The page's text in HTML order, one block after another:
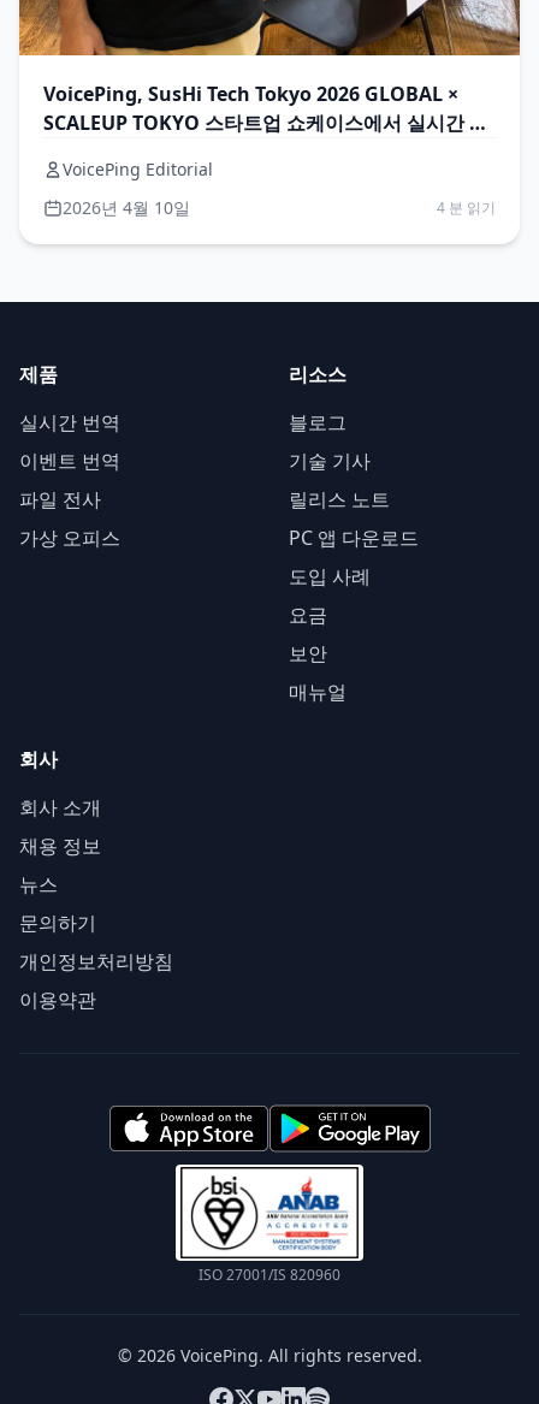
VoicePing, SusHi Tech Tokyo 2026 GLOBAL ×
SCALEUP TOKYO 스타트업 쇼케이스에서 실시간 번
VoicePing Editorial
2026년 4월 10일
4 분 읽기
제품
실시간 번역
이벤트 번역
파일 전사
가상 오피스
리소스
블로그
기술 기사
릴리스 노트
PC 앱 다운로드
도입 사례
요금
보안
매뉴얼
회사
회사 소개
채용 정보
뉴스
문의하기
개인정보처리방침
이용약관
ISO 27001/IS 820960
© 2026 VoicePing. All rights reserved.